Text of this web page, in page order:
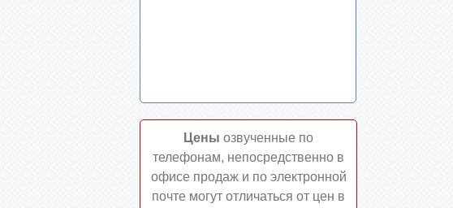
Цены озвученные по
телефонам, непосредственно в
офисе продаж и по электронной
почте могут отличаться от цен в